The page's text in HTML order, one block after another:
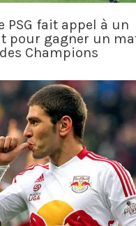
PSG fait appel à un
pour gagner un
Champions